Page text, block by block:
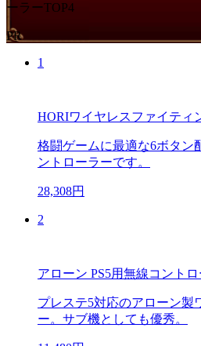
ーラーTOP4
PR
1
HORIワイヤレスファイティ
格闘ゲームに最適な6ボタン
ントローラーです。
28,308円
2
アローン PS5用無線コント
プレステ5対応のアローン製
ー。サブ機としても優秀。